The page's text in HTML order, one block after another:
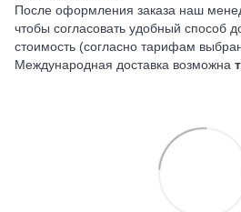
После оформления заказа наш
чтобы согласовать удобный способ
стоимость (согласно тарифам
Международная доставка возможна